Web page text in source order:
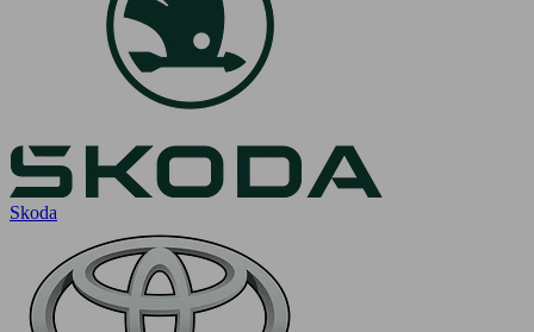
Skoda